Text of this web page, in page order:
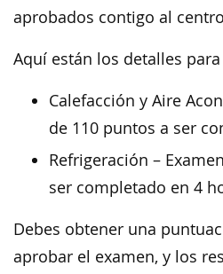
aprobados contigo al
Aquí están los detalles
Calefacción y Aire
de 110 puntos a ser
Refrigeración –
ser completado en 4
Debes obtener una
aprobar el examen, y los